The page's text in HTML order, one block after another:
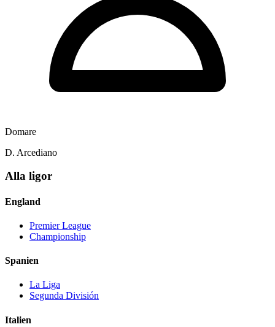
Domare
D. Arcediano
Alla ligor
England
Premier League
Championship
Spanien
La Liga
Segunda División
Italien